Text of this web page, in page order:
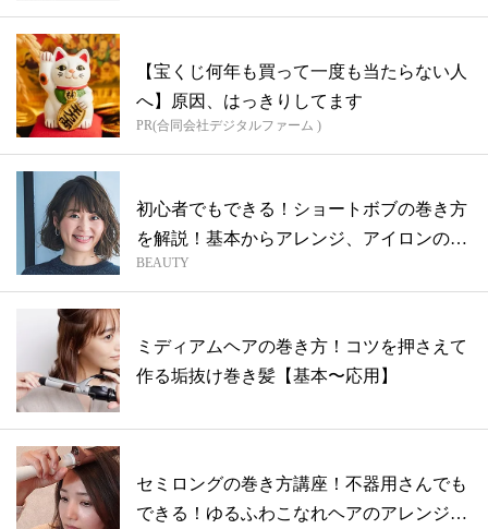
【宝くじ何年も買って一度も当たらない人
へ】原因、はっきりしてます
PR(合同会社デジタルファーム )
初心者でもできる！ショートボブの巻き方
を解説！基本からアレンジ、アイロンの選
び方...
BEAUTY
ミディアムヘアの巻き方！コツを押さえて
作る垢抜け巻き髪【基本〜応用】
セミロングの巻き方講座！不器用さんでも
できる！ゆるふわこなれヘアのアレンジ方